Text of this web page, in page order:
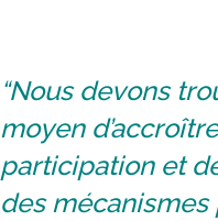
“Nous devons
moyen
participation et
des mécanismes